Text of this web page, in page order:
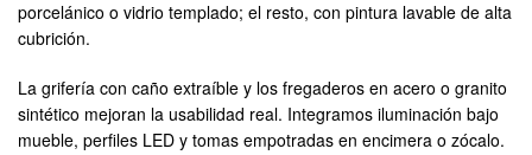
porcelánico o vidrio templado; el resto, con pintura lavable de alta
cubrición.
La grifería con caño extraíble y los fregaderos en acero o granito
sintético mejoran la usabilidad real. Integramos iluminación bajo
mueble, perfiles LED y tomas empotradas en encimera o zócalo.